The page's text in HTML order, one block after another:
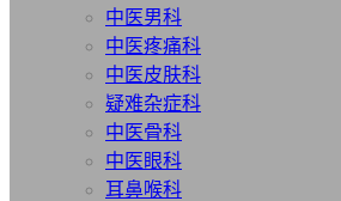
中医男科
中医疼痛科
中医皮肤科
疑难杂症科
中医骨科
中医眼科
耳鼻喉科